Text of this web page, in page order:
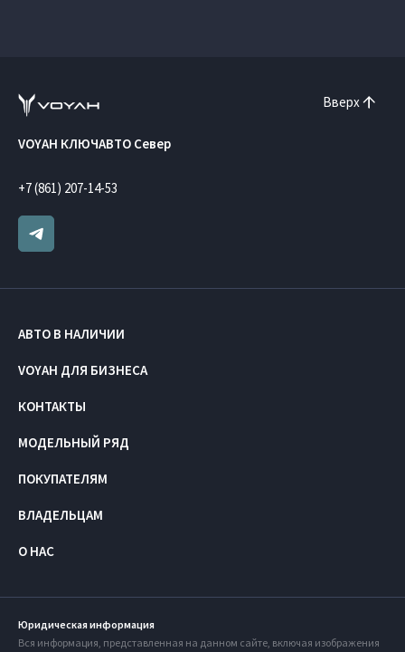
Вверх
VOYAH КЛЮЧАВТО Север
+7 (861) 207-14-53
АВТО В НАЛИЧИИ
VOYAH ДЛЯ БИЗНЕСА
КОНТАКТЫ
МОДЕЛЬНЫЙ РЯД
ПОКУПАТЕЛЯМ
ВЛАДЕЛЬЦАМ
О НАС
Юридическая информация
Вся информация, представленная на данном сайте, включая изображения